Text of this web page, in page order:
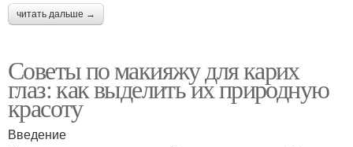
читать дальше →
Советы по макияжу для карих
глаз: как выделить их природную
красоту
Введение